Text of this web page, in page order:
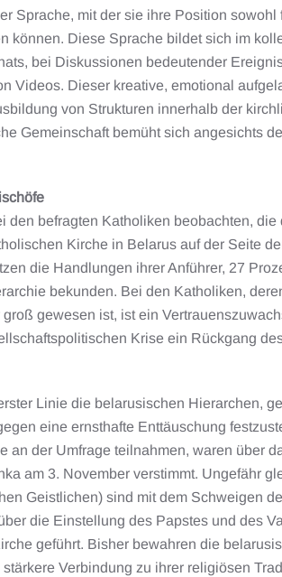
Sprache, mit der sie ihre Position
können. Diese Sprache bildet sich im
bei Diskussionen bedeutender
Videos. Dieser kreative, emotional
von Strukturen innerhalb der
Gemeinschaft bemüht sich angesichts
befragten Katholiken beobachten,
Kirche in Belarus auf der Seite
die Handlungen ihrer Anführer, 27
bekunden. Bei den Katholiken,
gewesen ist, ist ein
Krise ein Rückgang
Linie die belarusischen Hierarchen,
eine ernsthafte Enttäuschung
an der Umfrage teilnahmen, waren über
am 3. November verstimmt. Ungefähr
Geistlichen) sind mit dem Schweigen
die Einstellung des Papstes und des
geführt. Bisher bewahren die
Verbindung zu ihrer religiösen